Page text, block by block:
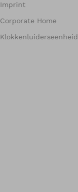
Imprint
Corporate Home
Klokkenluiderseenheid